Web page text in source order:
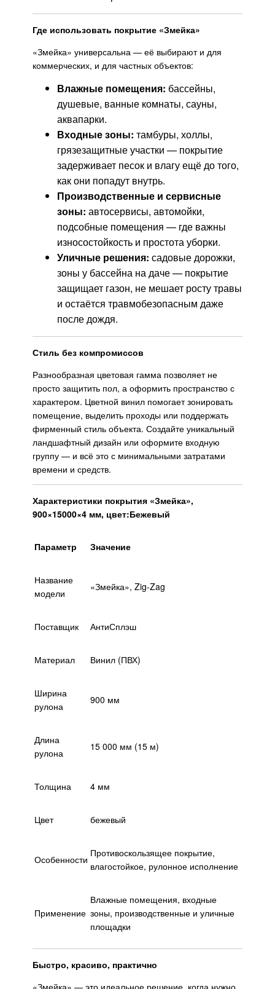
Где использовать покрытие «Змейка»
«Змейка» универсальна — её выбирают и для
коммерческих, и для частных объектов:
Влажные помещения: бассейны,
душевые, ванные комнаты, сауны,
аквапарки.
Входные зоны: тамбуры, холлы,
грязезащитные участки — покрытие
задерживает песок и влагу ещё до того,
как они попадут внутрь.
Производственные и сервисные
зоны: автосервисы, автомойки,
подсобные помещения — где важны
износостойкость и простота уборки.
Уличные решения: садовые дорожки,
зоны у бассейна на даче — покрытие
защищает газон, не мешает росту травы
и остаётся травмобезопасным даже
после дождя.
Стиль без компромиссов
Разнообразная цветовая гамма позволяет не
просто защитить пол, а оформить пространство с
характером. Цветной винил помогает зонировать
помещение, выделить проходы или поддержать
фирменный стиль объекта. Создайте уникальный
ландшафтный дизайн или оформите входную
группу — и всё это с минимальными затратами
времени и средств.
Характеристики покрытия «Змейка»,
900×15000×4 мм, цвет:Бежевый
Параметр Значение
Название
модели
«Змейка», Zig-Zag
Поставщик АнтиСплэш
Материал Винил (ПВХ)
Ширина
рулона
900 мм
Длина
рулона
15 000 мм (15 м)
Толщина 4 мм
Цвет бежевый
Особенности
Противоскользящее покрытие,
влагостойкое, рулонное исполнение
Применение
Влажные помещения, входные
зоны, производственные и уличные
площадки
Быстро, красиво, практично
«Змейка» — это идеальное решение, когда нужно